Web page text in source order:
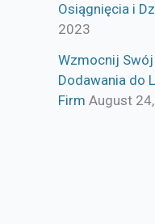
Osiągnięcia i
2023
Wzmocnij
Dodawania do
Firm August